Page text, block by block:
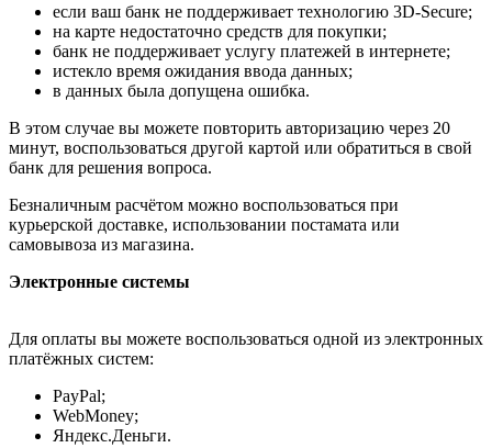
если ваш банк не поддерживает технологию 3D-Secure;
на карте недостаточно средств для покупки;
банк не поддерживает услугу платежей в интернете;
истекло время ожидания ввода данных;
в данных была допущена ошибка.
В этом случае вы можете повторить авторизацию через 20
минут, воспользоваться другой картой или обратиться в свой
банк для решения вопроса.
Безналичным расчётом можно воспользоваться при
курьерской доставке, использовании постамата или
самовывоза из магазина.
Электронные системы
Для оплаты вы можете воспользоваться одной из электронных
платёжных систем:
PayPal;
WebMoney;
Яндекс.Деньги.